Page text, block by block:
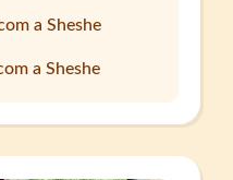
a Sheshe
a Sheshe